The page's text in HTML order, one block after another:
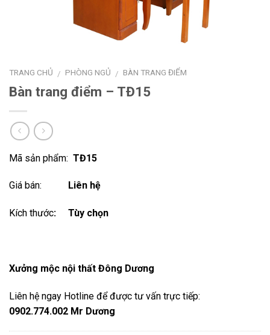
TRANG CHỦ / PHÒNG NGỦ / BÀN TRANG ĐIỂM
Bàn trang điểm – TĐ15
Mã sản phẩm: TĐ15
Giá bán: Liên hệ
Kích thước: Tùy chọn
Xưởng mộc nội thất Đông Dương
Liên hệ ngay Hotline để được tư vấn trực tiếp:
0902.774.002 Mr Dương